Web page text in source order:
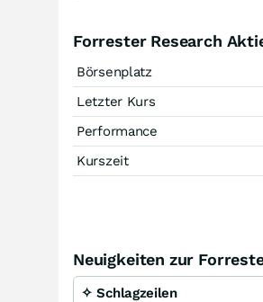
Forrester Research
Börsenplatz
Letzter Kurs
Performance
Kurszeit
Neuigkeiten zur
✧ Schlagzeilen